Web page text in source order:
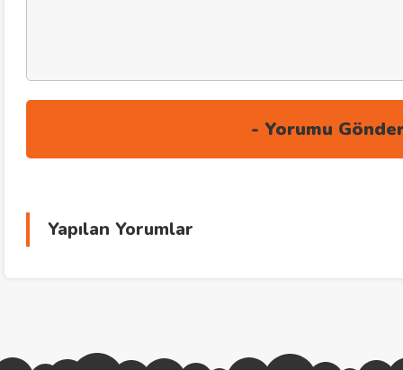
Yapılan Yorumlar